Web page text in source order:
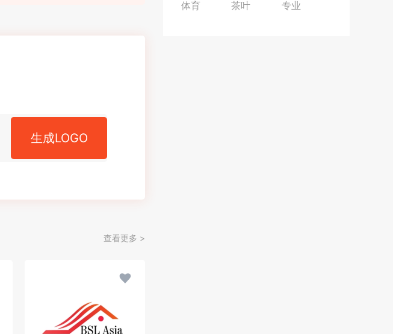
生成LOGO
查看更多 >
体育
茶叶 专业